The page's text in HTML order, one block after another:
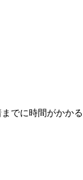
でに時間がかかる